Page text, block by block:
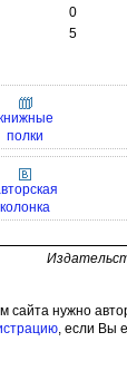
0
5
полки
колонка
сайта нужно
, если Вы